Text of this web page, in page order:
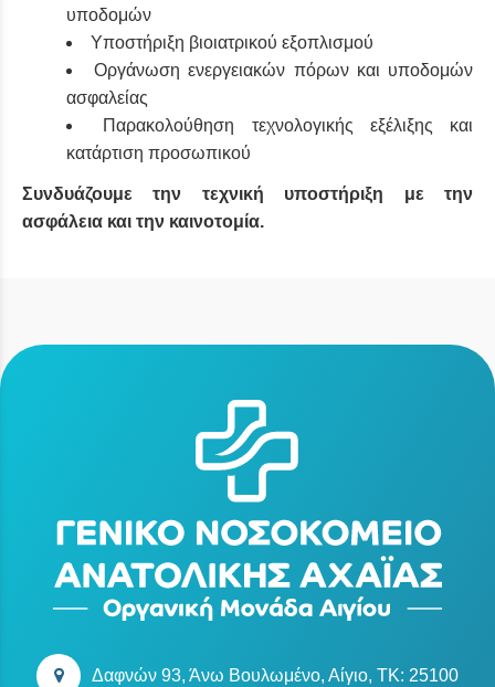
υποδομών
Υποστήριξη βιοιατρικού εξοπλισμού
Οργάνωση ενεργειακών πόρων και υποδομών
ασφαλείας
Παρακολούθηση τεχνολογικής εξέλιξης και
κατάρτιση προσωπικού
Συνδυάζουμε την τεχνική υποστήριξη με την
ασφάλεια και την καινοτομία.
Δαφνών 93, Άνω Βουλωμένο, Αίγιο, TK: 25100